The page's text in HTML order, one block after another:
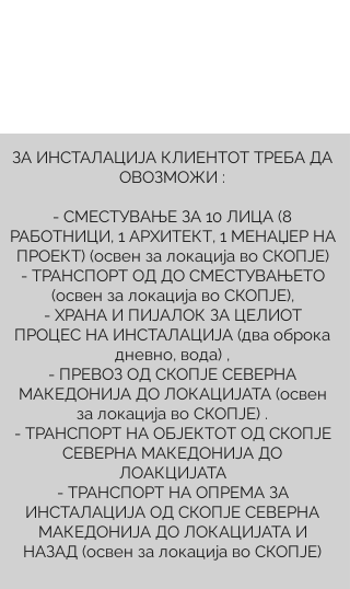
ЗА ИНСТАЛАЦИЈА КЛИЕНТОТ ТРЕБА ДА
ОВОЗМОЖИ :
- СМЕСТУВАЊЕ ЗА 10 ЛИЦА (8
РАБОТНИЦИ, 1 АРХИТЕКТ, 1 МЕНАЏЕР НА
ПРОЕКТ) (освен за локација во СКОПЈЕ)
- ТРАНСПОРТ ОД ДО СМЕСТУВАЊЕТО
(освен за локација во СКОПЈЕ),
- ХРАНА И ПИЈАЛОК ЗА ЦЕЛИОТ
ПРОЦЕС НА ИНСТАЛАЦИЈА (два оброка
дневно, вода) ,
- ПРЕВОЗ ОД СКОПЈЕ СЕВЕРНА
МАКЕДОНИЈА ДО ЛОКАЦИЈАТА (освен
за локација во СКОПЈЕ) .
- ТРАНСПОРТ НА ОБЈЕКТОТ ОД СКОПЈЕ
СЕВЕРНА МАКЕДОНИЈА ДО
ЛОАКЦИЈАТА
- ТРАНСПОРТ НА ОПРЕМА ЗА
ИНСТАЛАЦИЈА ОД СКОПЈЕ СЕВЕРНА
МАКЕДОНИЈА ДО ЛОКАЦИЈАТА И
НАЗАД (освен за локација во СКОПЈЕ)